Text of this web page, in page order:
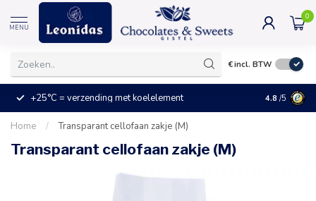
MENU
0
€incl. BTW
+25°C = verzending met koelelement Kleine
4.8 /5
Home / Transparant cellofaan zakje (M)
Transparant cellofaan zakje (M)